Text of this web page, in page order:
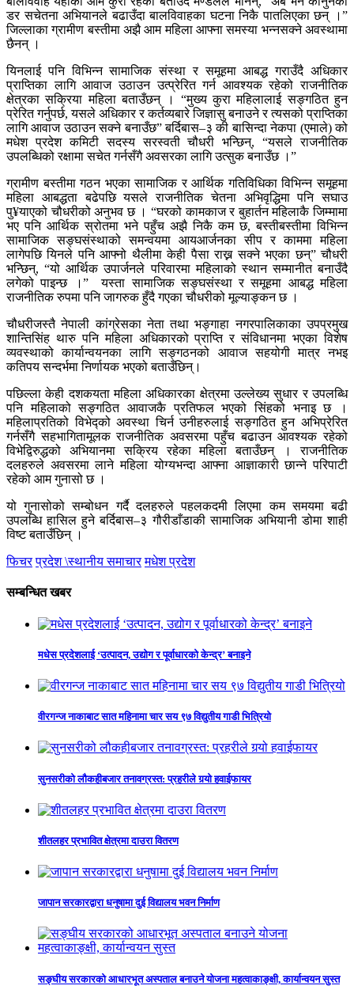
डर सचेतना अभियानले बढाउँदा बालविवाहका घटना निकै पातलिएका छन् ।”
जिल्लाका ग्रामीण बस्तीमा अझै आम महिला आफ्ना समस्या भन्नसक्ने अवस्थामा
छैनन् ।
यिनलाई पनि विभिन्न सामाजिक संस्था र समूहमा आबद्ध गराउँदै अधिकार
प्राप्तिका लागि आवाज उठाउन उत्प्रेरित गर्न आवश्यक रहेको राजनीतिक
क्षेत्रका सक्रिया महिला बताउँछन् । “मुख्य कुरा महिलालाई सङ्गठित हुन
प्रेरित गर्नुपर्छ, यसले अधिकार र कर्तव्यबारे जिज्ञासु बनाउने र त्यसको प्राप्तिका
लागि आवाज उठाउन सक्ने बनाउँछ” बर्दिबास–३ की बासिन्दा नेकपा (एमाले) को
मधेश प्रदेश कमिटी सदस्य सरस्वती चौधरी भन्छिन्, “यसले राजनीतिक
उपलब्धिको रक्षामा सचेत गर्नसँगै अवसरका लागि उत्सुक बनाउँछ ।”
ग्रामीण बस्तीमा गठन भएका सामाजिक र आर्थिक गतिविधिका विभिन्न समूहमा
महिला आबद्धता बढेपछि यसले राजनीतिक चेतना अभिवृद्धिमा पनि सघाउ
पु¥याएको चौधरीको अनुभव छ । “घरको कामकाज र बुहार्तन महिलाकै जिम्मामा
भए पनि आर्थिक स्रोतमा भने पहुँच अझै निकै कम छ, बस्तीबस्तीमा विभिन्न
सामाजिक सङ्घसंस्थाको समन्वयमा आयआर्जनका सीप र काममा महिला
लागेपछि यिनले पनि आफ्नो थैलीमा केही पैसा राख्न सक्ने भएका छन्” चौधरी
भन्छिन्, “यो आर्थिक उपार्जनले परिवारमा महिलाको स्थान सम्मानीत बनाउँदै
लगेको पाइन्छ ।” यस्ता सामाजिक सङ्घसंस्था र समूहमा आबद्ध महिला
राजनीतिक रुपमा पनि जागरुक हुँदै गएका चौधरीको मूल्याङ्कन छ ।
चौधरीजस्तै नेपाली कांग्रेसका नेता तथा भङ्गाहा नगरपालिकाका उपप्रमुख
शान्तिसिंह थारु पनि महिला अधिकारको प्राप्ति र संविधानमा भएका विशेष
व्यवस्थाको कार्यान्वयनका लागि सङ्गठनको आवाज सहयोगी मात्र नभइ
कतिपय सन्दर्भमा निर्णायक भएको बताउँछिन्।
पछिल्ला केही दशकयता महिला अधिकारका क्षेत्रमा उल्लेख्य सुधार र उपलब्धि
पनि महिलाको सङ्गठित आवाजकै प्रतिफल भएको सिंहको भनाइ छ ।
महिलाप्रतिको विभेद्को अवस्था चिर्न उनीहरुलाई सङ्गठित हुन अभिप्रेरित
गर्नसँगै सहभागितामूलक राजनीतिक अवसरमा पहुँच बढाउन आवश्यक रहेको
विभेद्विरुद्धको अभियानमा सक्रिय रहेका महिला बताउँछन् । राजनीतिक
दलहरुले अवसरमा लाने महिला योग्यभन्दा आफ्ना आज्ञाकारी छान्ने परिपाटी
रहेको आम गुनासो छ ।
यो गुनासोको सम्बोधन गर्दै दलहरुले पहलकदमी लिएमा कम समयमा बढी
उपलब्धि हासिल हुने बर्दिबास–३ गौरीडाँडाकी सामाजिक अभियानी डोमा शाही
विष्ट बताउँछिन् ।
फिचर प्रदेश \स्थानीय समाचार मधेश प्रदेश
सम्बन्धित खबर
मधेस प्रदेशलाई ‘उत्पादन, उद्योग र पूर्वाधारको केन्द्र’ बनाइने
वीरगन्ज नाकाबाट सात महिनामा चार सय ९७ विद्युतीय गाडी भित्रियो
सुनसरीको लौकहीबजार तनावग्रस्त: प्रहरीले गर्‍यो हवाईफायर
शीतलहर प्रभावित क्षेत्रमा दाउरा वितरण
जापान सरकारद्वारा धनुषामा दुई विद्यालय भवन निर्माण
सङ्घीय सरकारको आधारभूत अस्पताल बनाउने योजना महत्वाकाङ्क्षी, कार्यान्वयन सुस्त